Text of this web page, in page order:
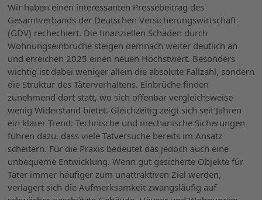
Wir haben einen interessanten Pressebeitrag des
Gesamtverbands der Deutschen Versicherungswirtschaft
(GDV) rechechiert. Die finanziellen Schäden durch
Wohnungseinbrüche steigen demnach weiter deutlich an
und erreichen 2025 einen neuen Höchstwert. Besonders
wichtig ist dabei weniger allein die absolute Fallzahl, sondern
die Struktur des Täterverhaltens. Einbrüche finden
zunehmend dort statt, wo sich offenbar vergleichsweise
wenig Widerstand bietet. Gleichzeitig zeigt sich seit Jahren
ein klarer Trend: Technische und mechanische Sicherungen
führen dazu, dass viele Tatversuche bereits im Ansatz
scheitern. Für die Praxis bedeutet das jedoch auch eine
unbequeme Entwicklung. Wenn gut gesicherte Objekte für
Täter immer häufiger zum unattraktiven Ziel werden,
verlagert sich die Aufmerksamkeit zwangsläufig auf